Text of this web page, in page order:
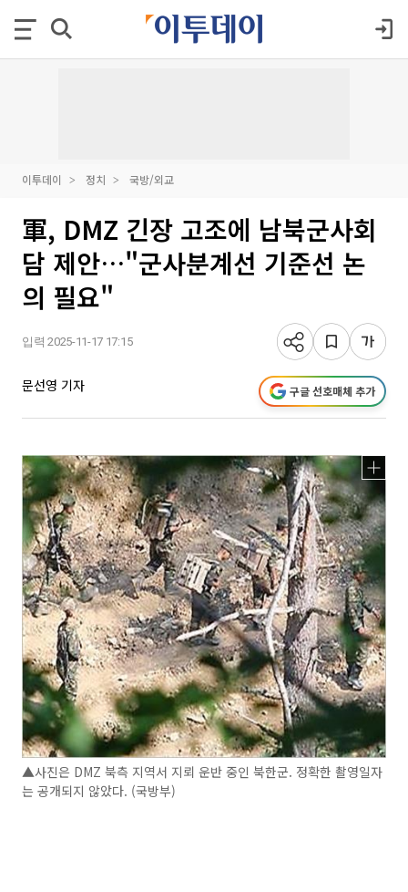
이투데이 정치 국방/외교
軍, DMZ 긴장 고조에 남북군사회
담 제안…"군사분계선 기준선 논
의 필요"
입력 2025-11-17 17:15
문선영 기자 구글 선호매체 추가
▲사진은 DMZ 북측 지역서 지뢰 운반 중인 북한군. 정확한 촬영일자
는 공개되지 않았다. (국방부)